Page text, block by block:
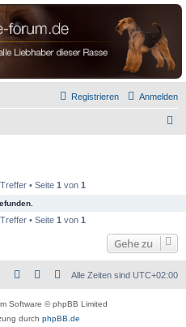
Anmelden
Registrieren
• Seite 1 von 1
• Seite 1 von 1
Gehe zu
Alle Zeiten sind UTC+02:00
Software © phpBB Limited
durch phpBB.de